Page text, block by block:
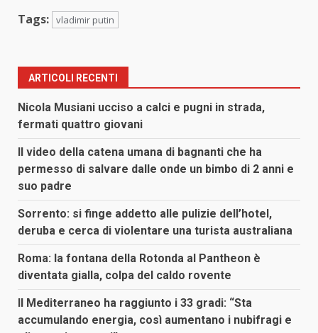
Tags: vladimir putin
ARTICOLI RECENTI
Nicola Musiani ucciso a calci e pugni in strada,
fermati quattro giovani
Il video della catena umana di bagnanti che ha
permesso di salvare dalle onde un bimbo di 2 anni e
suo padre
Sorrento: si finge addetto alle pulizie dell’hotel,
deruba e cerca di violentare una turista australiana
Roma: la fontana della Rotonda al Pantheon è
diventata gialla, colpa del caldo rovente
Il Mediterraneo ha raggiunto i 33 gradi: “Sta
accumulando energia, così aumentano i nubifragi e